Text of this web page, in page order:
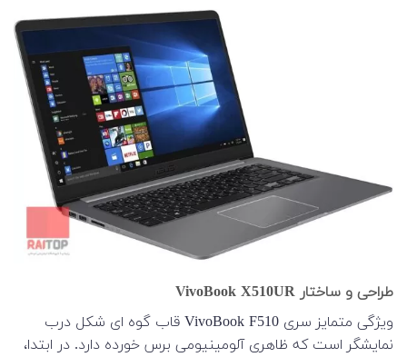
طراحی و ساختار VivoBook X510UR
ویژگی متمایز سری VivoBook F510 قاب گوه ای شکل درب
نمایشگر است که ظاهری آلومینیومی برس خورده دارد. در ابتدا،